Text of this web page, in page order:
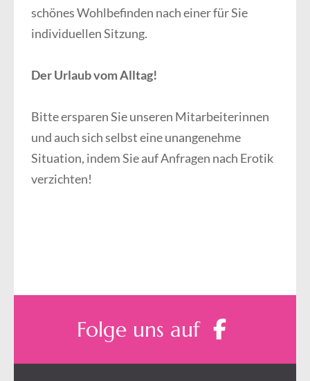
schönes Wohlbefinden nach einer für Sie
individuellen Sitzung.
Der Urlaub vom Alltag!
Bitte ersparen Sie unseren Mitarbeiterinnen
und auch sich selbst eine unangenehme
Situation, indem Sie auf Anfragen nach Erotik
verzichten!
Folge uns auf